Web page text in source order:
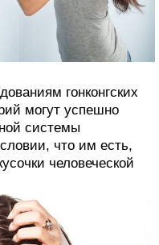
гонконгских
могут успешно
системы
что им есть,
человеческой